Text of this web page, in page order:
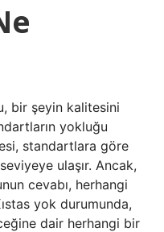
bir şeyin kalitesini
yokluğu
standartlara göre
ulaşır. Ancak,
cevabı, herhangi
yok durumunda,
dair herhangi bir